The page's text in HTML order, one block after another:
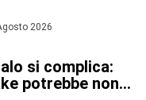
2026
si complica:
potrebbe non...